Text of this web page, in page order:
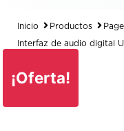
Inicio Productos
Interfaz de audio digital
¡Oferta!